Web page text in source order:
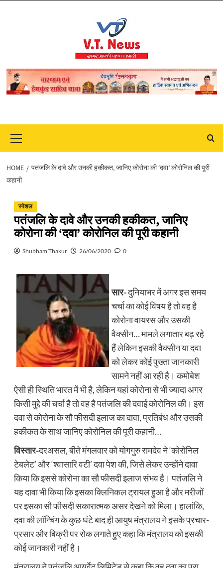
Menu
HOME
पतंजलि के दावे और उनकी हकीकत, जानिए कोरोना की ‘दवा’ कोरोनिल की पूरी
कहानी
स्पेशल
पतंजलि के दावे और उनकी हकीकत, जानिए
कोरोना की ‘दवा’ कोरोनिल की पूरी कहानी
Shubham Thakur 26/06/2020 0
सार-दुनियाभर में अगर इस समय
चर्चा का कोई विषय है तो वह है
कोरोना वायरस और उसकी
वैक्सीन… मामले लगातार बढ़ रहे
हैं लेकिन इसकी वैक्सीन या दवा
को लेकर कोई पुख्ता जानकारी
सामने नहीं आ रही है। कमोबेश
ऐसी ही स्थिति भारत में भी है, लेकिन यहां कोरोना से भी ज्यादा अगर
किसी मुद्दे की चर्चा है तो वह है पतंजलि की दवाई कोरोनिल की। इस
दवा से कोरोना के सौ फीसदी इलाज का दावा, प्रतिबंध और उसकी
हकीकत के साथ जानिए कोरोनिल की पूरी कहानी…
विस्तार-दरअसल, बीते मंगलवार को योगगुरु रामदेव ने ‘कोरोनिल
टेबलेट’ और ‘श्वासारि वटी’ दवा पेश की, जिसे लेकर उन्होंने दावा
किया कि इससे कोरोना का सौ फीसदी इलाज संभव है। पतंजलि ने
यह दावा भी किया कि इसका क्लिनिकल ट्रायल हुआ है और मरीजों
पर इसका सौ फीसदी सकारात्मक असर देखने को मिला। हालांकि,
दवा की लॉन्चिंग के कुछ घंटे बाद ही आयुष मंत्रालय ने इसके प्रचार-
प्रसार और बिक्री पर रोक लगाते हुए कहा कि मंत्रालय को इसकी
कोई जानकारी नहीं है।